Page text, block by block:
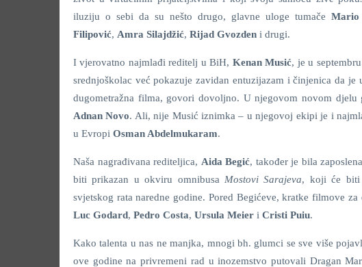
iluziju o sebi da su nešto drugo, glavne uloge tumače Mario
Filipović, Amra Silajdžić, Rijad Gvozden i drugi.
I vjerovatno najmlađi reditelj u BiH, Kenan Musić, je u
srednjoškolac već pokazuje zavidan entuzijazam i činjenica da
dugometražna filma, govori dovoljno. U njegovom novom djelu
Adnan Novo. Ali, nije Musić iznimka – u njegovoj ekipi je i
u Evropi Osman Abdelmukaram.
Naša nagrađivana rediteljica, Aida Begić, također je bila
biti prikazan u okviru omnibusa Mostovi Sarajeva, koji će biti
svjetskog rata naredne godine. Pored Begićeve, kratke filmove
Luc Godard, Pedro Costa, Ursula Meier i Cristi Puiu.
Kako talenta u nas ne manjka, mnogi bh. glumci se sve više
ove godine na privremeni rad u inozemstvo putovali Dragan